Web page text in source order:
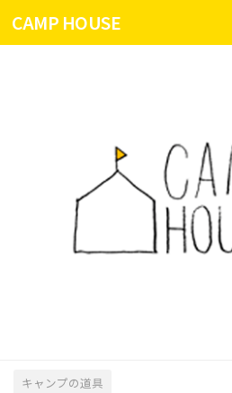
コンテンツへスキップ
CAMP HOUSE
キャンプの道具